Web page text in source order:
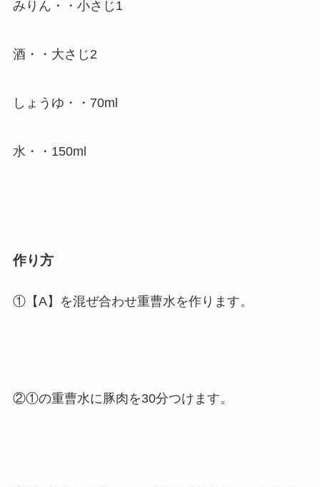
みりん・・小さじ1
酒・・大さじ2
しょうゆ・・70ml
水・・150ml
作り方
①【A】を混ぜ合わせ重曹水を作ります。
②①の重曹水に豚肉を30分つけます。